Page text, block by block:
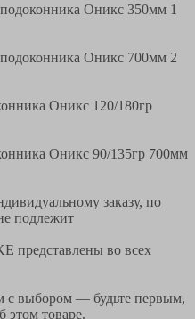
Оникс 350мм 1
подоконника Оникс 700мм 2
Оникс 120/180гр
Оникс 90/135гр 700мм
заказу, по
подлежит
представлены во всех
с выбором — будьте первым,
этом товаре.